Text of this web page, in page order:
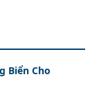
Biển Cho